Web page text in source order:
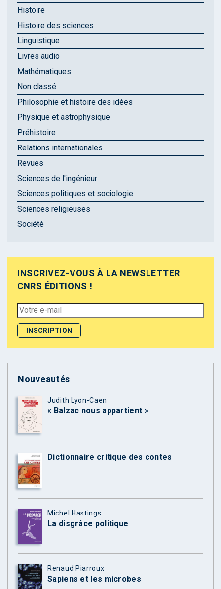
Histoire
Histoire des sciences
Linguistique
Livres audio
Mathématiques
Non classé
Philosophie et histoire des idées
Physique et astrophysique
Préhistoire
Relations internationales
Revues
Sciences de l'ingénieur
Sciences politiques et sociologie
Sciences religieuses
Société
INSCRIVEZ-VOUS À LA NEWSLETTER
CNRS ÉDITIONS !
Nouveautés
Judith Lyon-Caen
« Balzac nous appartient »
Dictionnaire critique des contes
Michel Hastings
La disgrâce politique
Renaud Piarroux
Sapiens et les microbes